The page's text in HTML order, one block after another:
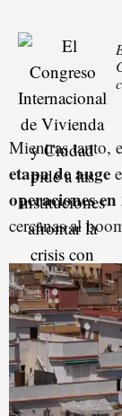
Mientras tanto,
etapa de auge
operaciones en
cercanas al